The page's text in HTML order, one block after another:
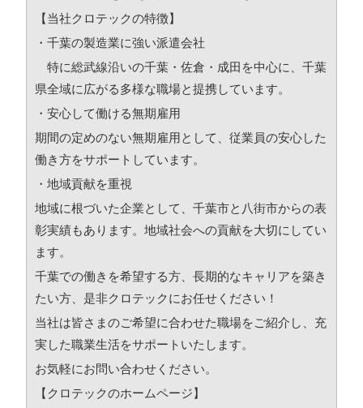
【当社クロテックの特徴】
・千葉の製造業に強い派遣会社
特に総武線沿いの千葉・佐倉・成田を中心に、千葉
県全域に広がる多様な職場と提携しています。
・安心して働ける無期雇用
期間の定めのない無期雇用として、従業員の安心した
働き方をサポートしています。
・地域貢献を重視
地域に根づいた企業として、千葉市と八街市からの表
彰実績もあります。地域社会への貢献を大切にしてい
ます。
千葉での働きを希望する方、長期的なキャリアを築き
たい方、 是非クロテックにお任せください！
当社は皆さまのご希望に合わせた職場をご紹介し、 充
実した職業生活をサポートいたします。
お気軽にお問い合わせください。
【クロテックのホームページ】